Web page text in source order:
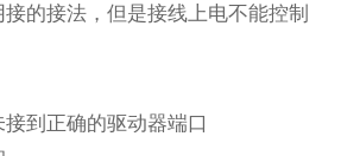
的接法，但是接线上电不能控制
到正确的驱动器端口